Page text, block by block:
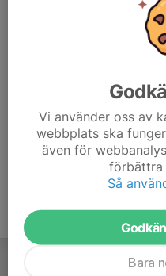
Vi använder oss av
webbplats ska
även för
förbättra
Så
Bara